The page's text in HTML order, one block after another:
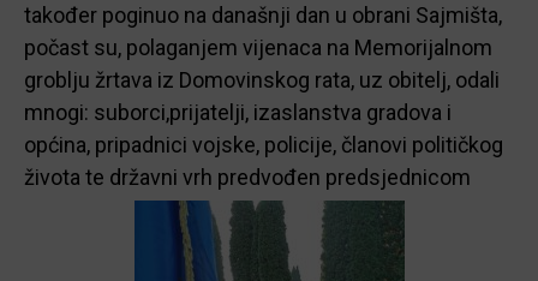
također poginuo na današnji dan u obrani Sajmišta,
počast su, polaganjem vijenaca na Memorijalnom
groblju žrtava iz Domovinskog rata, uz obitelj, odali
mnogi: suborci,prijatelji, izaslanstva gradova i
općina, pripadnici vojske, policije, članovi političkog
života te državni vrh predvođen predsjednicom